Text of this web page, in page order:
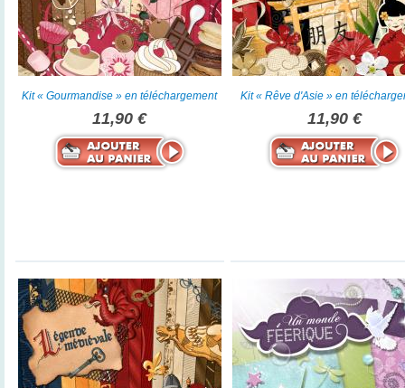
Kit « Gourmandise » en téléchargement
11,90 €
Kit « Rêve d'Asie » en
11,90 €